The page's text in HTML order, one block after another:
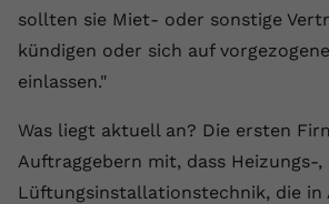
sollten sie Miet- oder sonstige
kündigen oder sich auf
einlassen."
Was liegt aktuell an? Die ersten
Auftraggebern mit, dass Heizungs-
Lüftungsinstallationstechnik, die in
Laufzeit Session
Zweck
Dieses Cookie wird
Zweck
indem es eine
Einbetten von Videos
setzt.
Name CONSENT
Anbieter